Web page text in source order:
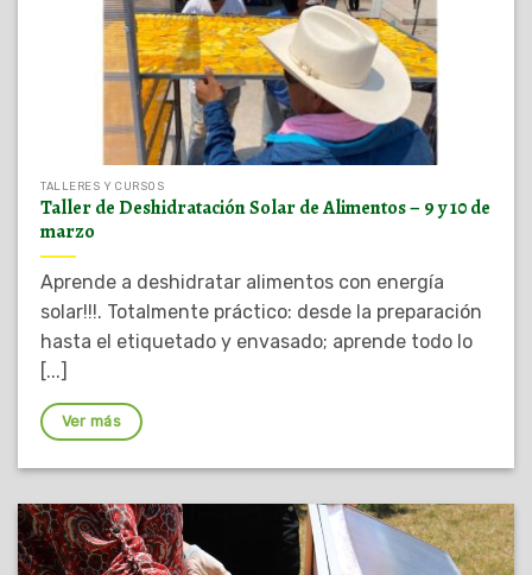
TALLERES Y CURSOS
Taller de Deshidratación Solar de Alimentos – 9 y 10 de
marzo
Aprende a deshidratar alimentos con energía
solar!!!. Totalmente práctico: desde la preparación
hasta el etiquetado y envasado; aprende todo lo
[...]
Ver más